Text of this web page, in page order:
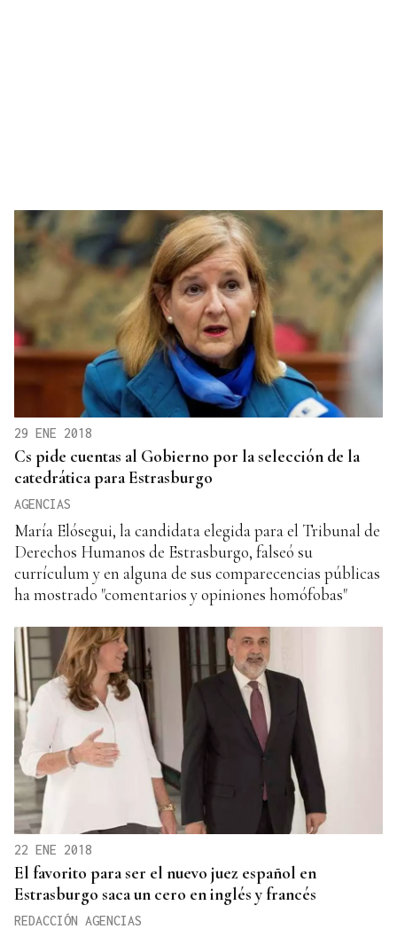
29 ENE 2018
Cs pide cuentas al Gobierno por la selección de la
catedrática para Estrasburgo
AGENCIAS
María Elósegui, la candidata elegida para el Tribunal de
Derechos Humanos de Estrasburgo, falseó su
currículum y en alguna de sus comparecencias públicas
ha mostrado "comentarios y opiniones homófobas"
22 ENE 2018
El favorito para ser el nuevo juez español en
Estrasburgo saca un cero en inglés y francés
REDACCIÓN AGENCIAS